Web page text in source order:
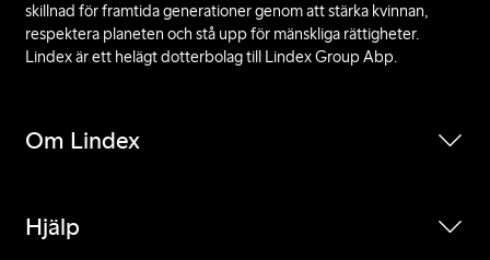
skillnad för framtida generationer genom att stärka kvinnan,
respektera planeten och stå upp för mänskliga rättigheter.
Lindex är ett helägt dotterbolag till Lindex Group Abp.
Om Lindex
Hjälp